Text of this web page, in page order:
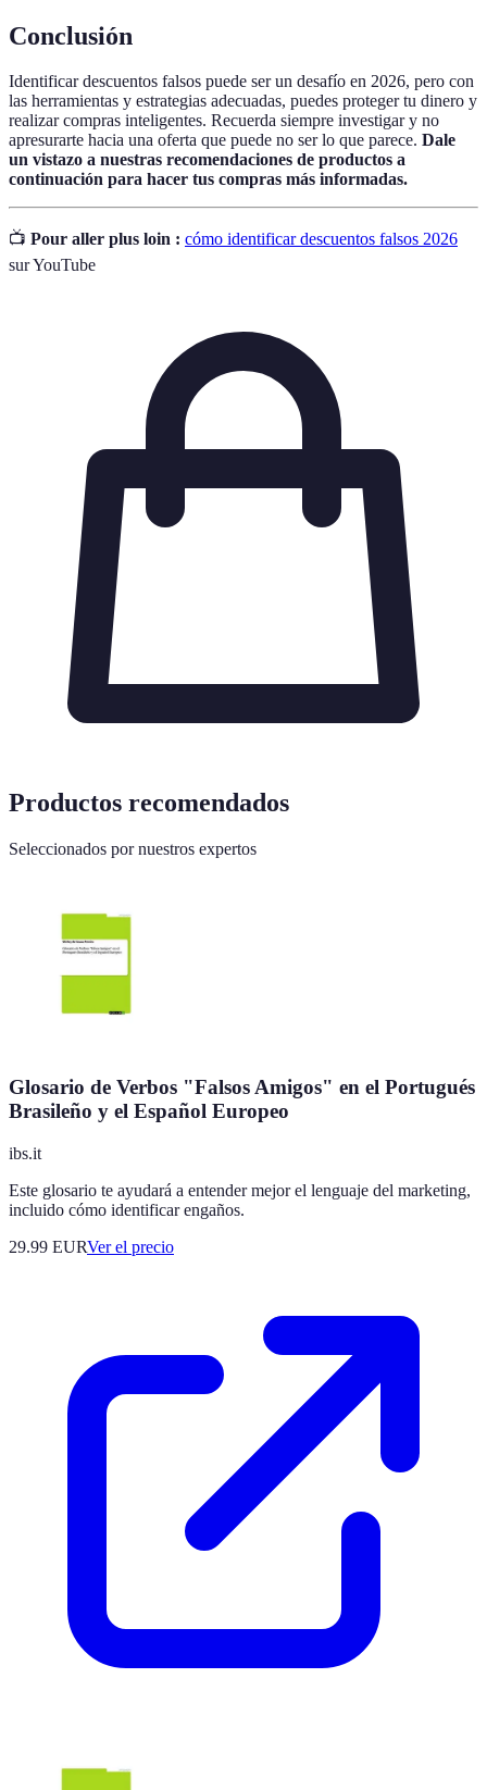
Conclusión
Identificar descuentos falsos puede ser un desafío en 2026, pero con
las herramientas y estrategias adecuadas, puedes proteger tu dinero y
realizar compras inteligentes. Recuerda siempre investigar y no
apresurarte hacia una oferta que puede no ser lo que parece. Dale
un vistazo a nuestras recomendaciones de productos a
continuación para hacer tus compras más informadas.
📺 Pour aller plus loin : cómo identificar descuentos falsos 2026
sur YouTube
Productos recomendados
Seleccionados por nuestros expertos
Glosario de Verbos "Falsos Amigos" en el Portugués
Brasileño y el Español Europeo
ibs.it
Este glosario te ayudará a entender mejor el lenguaje del marketing,
incluido cómo identificar engaños.
29.99 EURVer el precio